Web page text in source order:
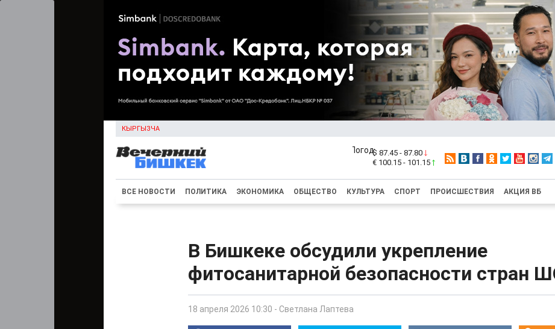
КЫРГЫЗЧА
$ 87.45 - 87.80
€ 100.15 - 101.15
ВСЕ НОВОСТИ ПОЛИТИКА ЭКОНОМИКА ОБЩЕСТВО КУЛЬТУРА СПОРТ ПРОИСШЕСТВИЯ АКЦИЯ ВБ
В Бишкеке обсудили укрепление
фитосанитарной безопасности стран
18 апреля 2026 10:30 - Светлана Лаптева